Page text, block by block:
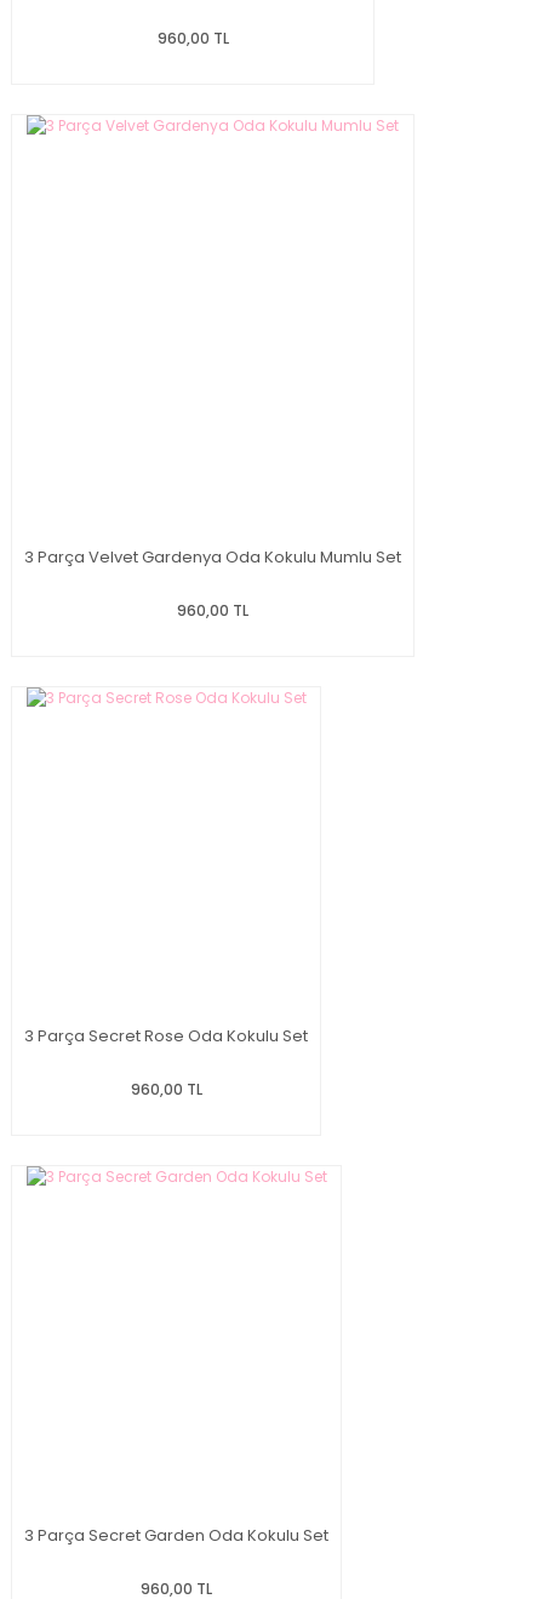
960,00 TL
3 Parça Velvet Gardenya Oda Kokulu Mumlu Set
960,00 TL
3 Parça Secret Rose Oda Kokulu Set
960,00 TL
3 Parça Secret Garden Oda Kokulu Set
960,00 TL